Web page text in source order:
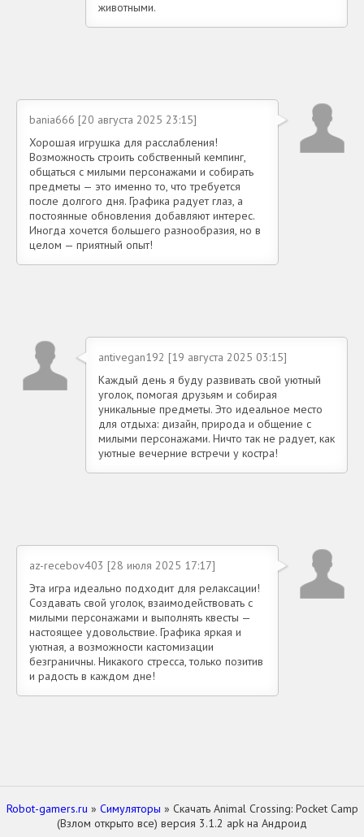
животными.
bania666 [20 августа 2025 23:15]
Хорошая игрушка для расслабления!
Возможность строить собственный кемпинг,
общаться с милыми персонажами и собирать
предметы — это именно то, что требуется
после долгого дня. Графика радует глаз, а
постоянные обновления добавляют интерес.
Иногда хочется большего разнообразия, но в
целом — приятный опыт!
antivegan192 [19 августа 2025 03:15]
Каждый день я буду развивать свой уютный
уголок, помогая друзьям и собирая
уникальные предметы. Это идеальное место
для отдыха: дизайн, природа и общение с
милыми персонажами. Ничто так не радует, как
уютные вечерние встречи у костра!
az-recebov403 [28 июля 2025 17:17]
Эта игра идеально подходит для релаксации!
Создавать свой уголок, взаимодействовать с
милыми персонажами и выполнять квесты —
настоящее удовольствие. Графика яркая и
уютная, а возможности кастомизации
безграничны. Никакого стресса, только позитив
и радость в каждом дне!
Robot-gamers.ru » Симуляторы » Скачать Animal Crossing: Pocket Camp
(Взлом открыто все) версия 3.1.2 apk на Андроид